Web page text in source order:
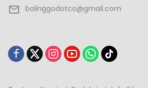
bolinggodotco@gmail.com